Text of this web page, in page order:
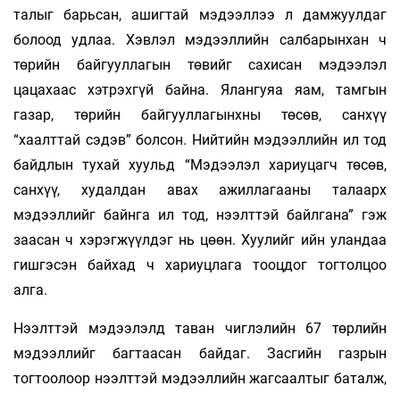
талыг барьсан, ашигтай мэдээллээ л дамжуулдаг
болоод удлаа. Хэвлэл мэдээллийн салбарынхан ч
төрийн байгууллагын төвийг сахисан мэдээлэл
цацахаас хэтрэхгүй байна. Ялангуяа яам, тамгын
газар, төрийн байгууллагынхны төсөв, санхүү
“хаалттай сэдэв” болсон. Нийтийн мэдээл­лийн ил тод
байдлын тухай хуульд “Мэдээлэл хариуцагч төсөв,
санхүү, худалдан авах ажиллагааны талаарх
мэдээллийг байнга ил тод, нээлттэй байлгана” гэж
заасан ч хэрэгжүүлдэг нь цөөн. Хуулийг ийн уландаа
гишгэсэн байхад ч хариуцлага тооцдог тогтолцоо
алга.
Нээлттэй мэдээлэлд таван чиглэлийн 67 төрлийн
мэдээллийг багтаасан байдаг. Засгийн газрын
тогтоолоор нээлттэй мэдээллийн жагсаалтыг баталж,